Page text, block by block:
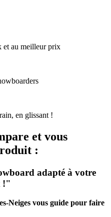
et au meilleur prix
en glissant !
et vous
:
adapté à votre
!"
Neiges vous guide pour faire